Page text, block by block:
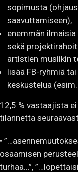
sopimusta
saavuttamiseen),
enemmän
sekä
artistien musiikin
lisää FB-ryhmiä
keskustelua
12,5 % vastaajista
tilannetta
•
osaamisen
turhaa…”,